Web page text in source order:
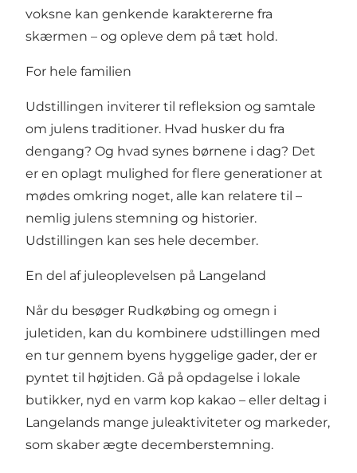
voksne kan genkende karaktererne fra
skærmen – og opleve dem på tæt hold.
For hele familien
Udstillingen inviterer til refleksion og samtale
om julens traditioner. Hvad husker du fra
dengang? Og hvad synes børnene i dag? Det
er en oplagt mulighed for flere generationer at
mødes omkring noget, alle kan relatere til –
nemlig julens stemning og historier.
Udstillingen kan ses hele december.
En del af juleoplevelsen på Langeland
Når du besøger Rudkøbing og omegn i
juletiden, kan du kombinere udstillingen med
en tur gennem byens hyggelige gader, der er
pyntet til højtiden. Gå på opdagelse i lokale
butikker, nyd en varm kop kakao – eller deltag i
Langelands mange juleaktiviteter og markeder,
som skaber ægte decemberstemning.